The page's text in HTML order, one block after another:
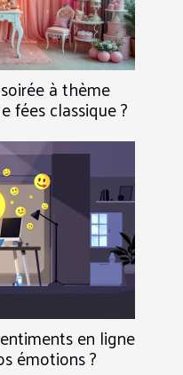
à thème
fées classique ?
en ligne
émotions ?